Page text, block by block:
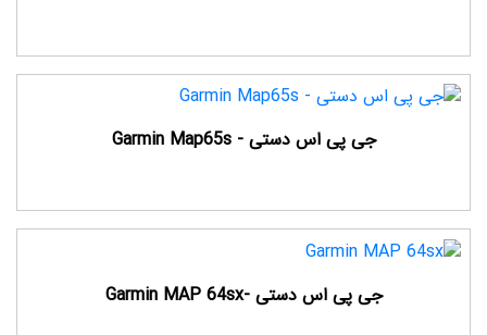
جی پی اس دستی - Garmin Map65s
جی پی اس دستی -Garmin MAP 64sx